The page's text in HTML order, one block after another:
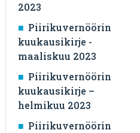
2023
Piirikuvernöörin
kuukausikirje -
maaliskuu 2023
Piirikuvernöörin
kuukausikirje –
helmikuu 2023
Piirikuvernöörin